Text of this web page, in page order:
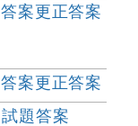
答案更正答案
答案更正答案
試題答案